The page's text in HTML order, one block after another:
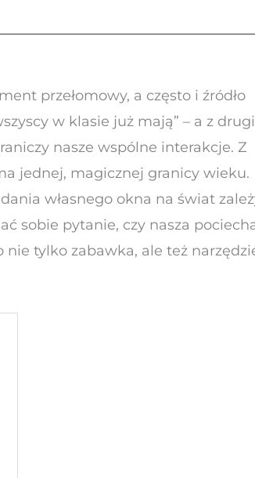
przełomowy, a często i źródło
w klasie już mają” – a z
nasze wspólne interakcje. Z
jednej, magicznej granicy wieku.
własnego okna na świat
sobie pytanie, czy nasza
tylko zabawka, ale też